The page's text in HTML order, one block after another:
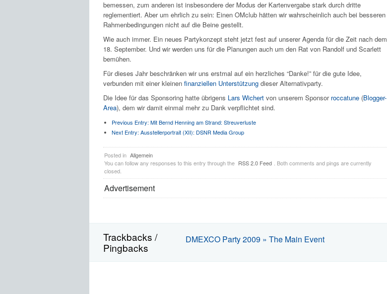
bemessen, zum anderen ist insbesondere der Modus der Kartenvergabe stark durch dritte
reglementiert. Aber um ehrlich zu sein: Einen OMclub hätten wir wahrscheinlich auch bei besseren
Rahmenbedingungen nicht auf die Beine gestellt.
Wie auch immer. Ein neues Partykonzept steht jetzt fest auf unserer Agenda für die Zeit nach dem
18. September. Und wir werden uns für die Planungen auch um den Rat von Randolf und Scarlett
bemühen.
Für dieses Jahr beschränken wir uns erstmal auf ein herzliches “Danke!” für die gute Idee,
verbunden mit einer kleinen finanziellen Unterstützungdieser Alternativparty.
Die Idee für das Sponsoring hatte übrigens Lars Wichertvon unserem Sponsor roccatune(Blogger-
Area), dem wir damit einmal mehr zu Dank verpflichtet sind.
Previous Entry: Mit Bernd Henning am Strand: Streuverluste
Next Entry: Ausstellerportrait (XII): DSNR Media Group
Posted in Allgemein
You can follow any responses to this entry through the RSS 2.0 Feed
. Both comments and pings are currently
closed.
Advertisement
Trackbacks /
Pingbacks
DMEXCO Party 2009 » The Main Event